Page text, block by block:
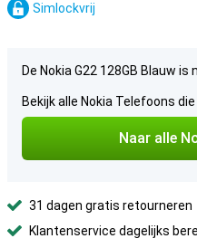
Simlockvrij
De Nokia G22 128GB Blauw is
Bekijk alle Nokia Telefoons
Naar alle
31 dagen gratis retourneren
Klantenservice dagelijks